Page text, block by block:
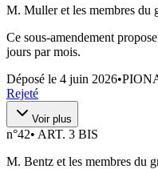
M. Muller et les membres du
Ce sous-amendement
jours par mois.
Déposé le 4 juin 2026•
Rejeté
Voir plus
n°42• ART. 3 BIS
M. Bentz et les membres du